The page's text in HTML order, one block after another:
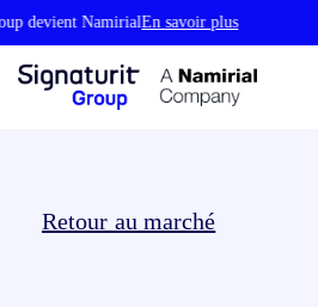
devient NamirialEn savoir plus
Retour au marché